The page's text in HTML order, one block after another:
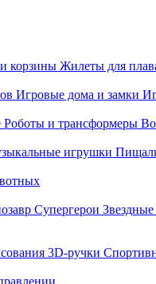
корзины Жилеты для
Игровые дома и замки
Роботы и трансформеры
игрушки
Супергерои
3D-ручки